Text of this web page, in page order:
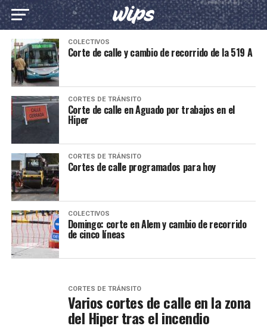
COLECTIVOS
Corte de calle y cambio de recorrido de la 519 A
CORTES DE TRÁNSITO
Corte de calle en Aguado por trabajos en el
Hiper
CORTES DE TRÁNSITO
Cortes de calle programados para hoy
COLECTIVOS
Domingo: corte en Alem y cambio de recorrido
de cinco líneas
CORTES DE TRÁNSITO
Varios cortes de calle en la zona
del Hiper tras el incendio